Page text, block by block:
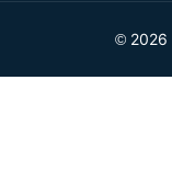
© 2026